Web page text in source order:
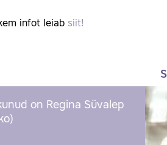
infot leiab siit!
on Regina Süvalep